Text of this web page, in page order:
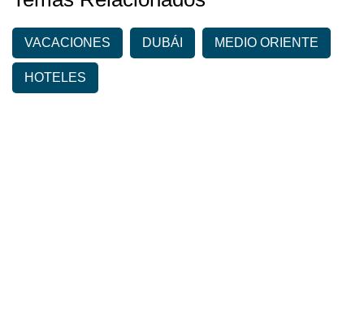
VACACIONES DUBÁI MEDIO ORIENTE
HOTELES